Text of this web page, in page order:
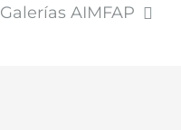
Galerías AIMFAP